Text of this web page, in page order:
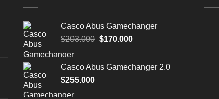
Casco Abus Gamechanger
$203.000 El
era:
$170.000El
es:
Casco Abus Gamechanger 2.0
$255.000